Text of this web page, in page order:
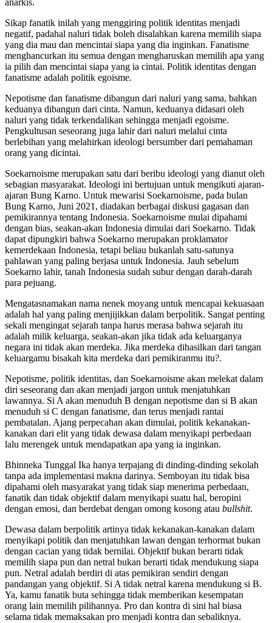
anarkis.
Sikap fanatik inilah yang menggiring politik identitas menjadi
negatif, padahal naluri tidak boleh disalahkan karena memilih siapa
yang dia mau dan mencintai siapa yang dia inginkan. Fanatisme
menghancurkan itu semua dengan mengharuskan memilih apa yang
ia pilih dan mencintai siapa yang ia cintai. Politik identitas dengan
fanatisme adalah politik egoisme.
Nepotisme dan fanatisme dibangun dari naluri yang sama, bahkan
keduanya dibangun dari cinta. Namun, keduanya didasari oleh
naluri yang tidak terkendalikan sehingga menjadi egoisme.
Pengkultusan seseorang juga lahir dari naluri melalui cinta
berlebihan yang melahirkan ideologi bersumber dari pemahaman
orang yang dicintai.
Soekarnoisme merupakan satu dari beribu ideologi yang dianut oleh
sebagian masyarakat. Ideologi ini bertujuan untuk mengikuti ajaran-
ajaran Bung Karno. Untuk mewarisi Soekarnoisme, pada bulan
Bung Karno, Juni 2021, diadakan berbagai diskusi gagasan dan
pemikirannya tentang Indonesia. Soekarnoisme mulai dipahami
dengan bias, seakan-akan Indonesia dimulai dari Soekarno. Tidak
dapat dipungkiri bahwa Soekarno merupakan proklamator
kemerdekaan Indonesia, tetapi beliau bukanlah satu-satunya
pahlawan yang paling berjasa untuk Indonesia. Jauh sebelum
Soekarno lahir, tanah Indonesia sudah subur dengan darah-darah
para pejuang.
Mengatasnamakan nama nenek moyang untuk mencapai kekuasaan
adalah hal yang paling menjijikkan dalam berpolitik. Sangat penting
sekali mengingat sejarah tanpa harus merasa bahwa sejarah itu
adalah milik keluarga, seakan-akan jika tidak ada keluarganya
negara ini tidak akan merdeka. Jika merdeka dihasilkan dari tangan
keluargamu bisakah kita merdeka dari pemikiranmu itu?.
Nepotisme, politik identitas, dan Soekarnoisme akan melekat dalam
diri seseorang dan akan menjadi jargon untuk menjatuhkan
lawannya. Si A akan menuduh B dengan nepotisme dan si B akan
menuduh si C dengan fanatisme, dan terus menjadi rantai
pembatalan. Ajang perpecahan akan dimulai, politik kekanakan-
kanakan dari elit yang tidak dewasa dalam menyikapi perbedaan
lalu merengek untuk mendapatkan apa yang ia inginkan.
Bhinneka Tunggal Ika hanya terpajang di dinding-dinding sekolah
tanpa ada implementasi makna darinya. Semboyan itu tidak bisa
dipahami oleh masyarakat yang tidak siap menerima perbedaan,
fanatik dan tidak objektif dalam menyikapi suatu hal, beropini
dengan emosi, dan berdebat dengan omong kosong atau bullshit.
Dewasa dalam berpolitik artinya tidak kekanakan-kanakan dalam
menyikapi politik dan menjatuhkan lawan dengan terhormat bukan
dengan cacian yang tidak bernilai. Objektif bukan berarti tidak
memilih siapa pun dan netral bukan berarti tidak mendukung siapa
pun. Netral adalah berdiri di atas pemikiran sendiri dengan
pandangan yang objektif. Si A tidak netral karena mendukung si B.
Ya, kamu fanatik buta sehingga tidak memberikan kesempatan
orang lain memilih pilihannya. Pro dan kontra di sini hal biasa
selama tidak memaksakan pro menjadi kontra dan sebaliknya.